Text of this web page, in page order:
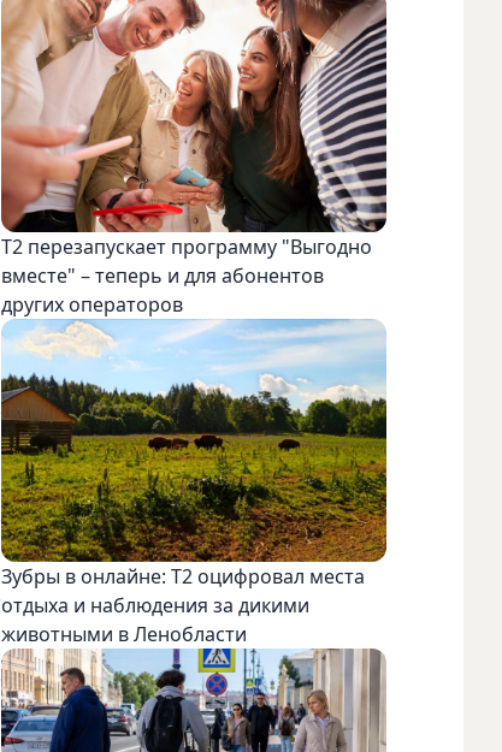
Т2 перезапускает программу "Выгодно
вместе" – теперь и для абонентов
других операторов
Зубры в онлайне: Т2 оцифровал места
отдыха и наблюдения за дикими
животными в Ленобласти